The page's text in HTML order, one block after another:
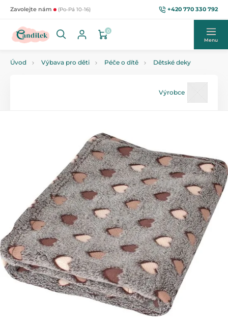
Zavolejte nám (Po-Pá 10-16) +420 770 330 792
0
Menu
Úvod Výbava pro děti Péče o dítě Dětské deky
Výrobce